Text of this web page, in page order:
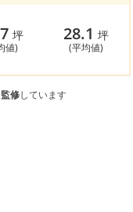
坪
値)
28.1坪
(平均値)
修しています